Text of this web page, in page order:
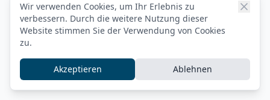
Wir verwenden Cookies, um Ihr Erlebnis zu
verbessern. Durch die weitere Nutzung dieser
Website stimmen Sie der Verwendung von Cookies
zu.
Akzeptieren Ablehnen